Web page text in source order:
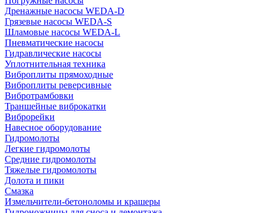
Дренажные насосы WEDA-D
Грязевые насосы WEDA-S
Шламовые насосы WEDA-L
Пневматические насосы
Гидравлические насосы
Уплотнительная техника
Виброплиты прямоходные
Виброплиты реверсивные
Вибротрамбовки
Траншейные виброкатки
Виброрейки
Навесное оборудование
Гидромолоты
Легкие гидромолоты
Средние гидромолоты
Тяжелые гидромолоты
Долота и пики
Смазка
Измельчители-бетоноломы и крашеры